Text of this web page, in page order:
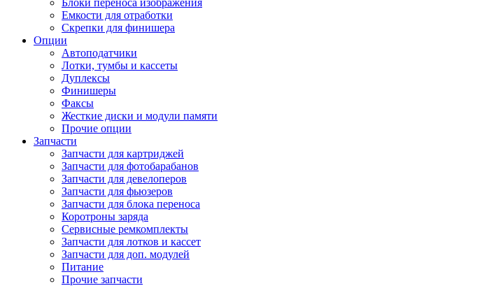
Блоки переноса изображения
Емкости для отработки
Скрепки для финишера
Опции
Автоподатчики
Лотки, тумбы и кассеты
Дуплексы
Финишеры
Факсы
Жесткие диски и модули памяти
Прочие опции
Запчасти
Запчасти для картриджей
Запчасти для фотобарабанов
Запчасти для девелоперов
Запчасти для фьюзеров
Запчасти для блока переноса
Коротроны заряда
Сервисные ремкомплекты
Запчасти для лотков и кассет
Запчасти для доп. модулей
Питание
Прочие запчасти